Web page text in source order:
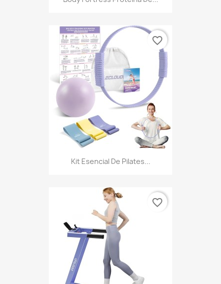
Kit Esencial De Pilates...
favorite_border
favorite_border